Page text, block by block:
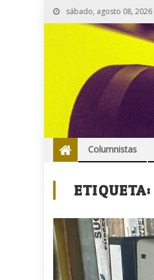
sábado, agosto 08, 2026
Columnistas
ETIQUETA: